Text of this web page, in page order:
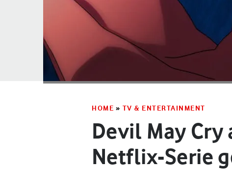
HOME » TV & ENTERTAINMENT
Devil May
Netflix-Serie